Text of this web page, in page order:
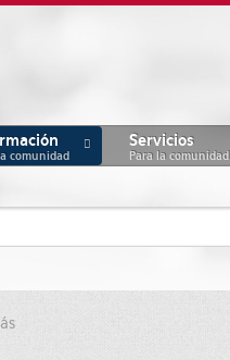
comunidad
Servicios
Para la comunidad